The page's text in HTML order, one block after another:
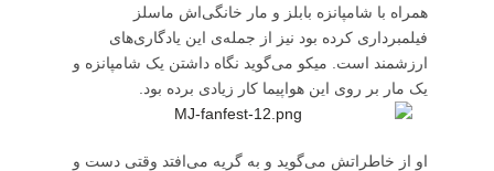
همراه با شامپانزه بابلز و مار خانگی‌اش ماسلز
فیلمبرداری کرده بود نیز از جمله‌ی این یادگاری‌های
ارزشمند است. میکو می‌گوید نگاه داشتن یک شامپانزه و
یک مار بر روی این هواپیما کار زیادی برده بود.
او از خاطراتش می‌گوید و به گریه می‌افتد وقتی دست و